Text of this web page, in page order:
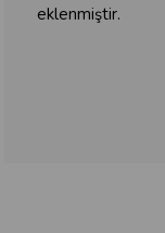
eklenmiştir.